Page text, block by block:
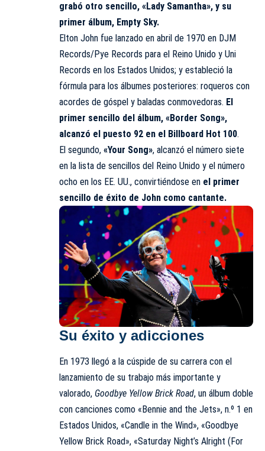
grabó otro sencillo, «Lady Samantha», y su
primer álbum, Empty Sky.
Elton John fue lanzado en abril de 1970 en DJM
Records/Pye Records para el Reino Unido y Uni
Records en los Estados Unidos; y estableció la
fórmula para los álbumes posteriores: roqueros con
acordes de góspel y baladas conmovedoras. El
primer sencillo del álbum, «Border Song»,
alcanzó el puesto 92 en el Billboard Hot 100.
El segundo, «Your Song»,​ alcanzó el número siete
en la lista de sencillos del Reino Unido y el número
ocho en los EE. UU., convirtiéndose en el primer
sencillo de éxito de John como cantante.
Su éxito y adicciones
En 1973 llegó a la cúspide de su carrera con el
lanzamiento de su trabajo más importante y
valorado, Goodbye Yellow Brick Road, un álbum doble
con canciones como «Bennie and the Jets», n.º 1 en
Estados Unidos, «Candle in the Wind», «Goodbye
Yellow Brick Road», «Saturday Night’s Alright (For